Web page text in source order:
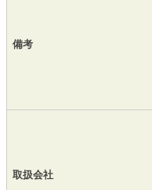
備考
取扱会社